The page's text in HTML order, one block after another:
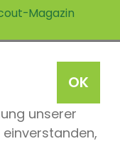
OK
unserer
Magazin